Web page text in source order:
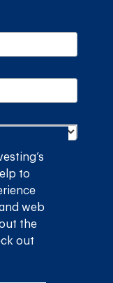
to
web
the
out